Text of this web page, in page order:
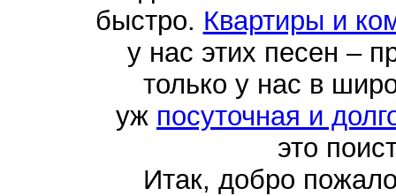
быстро. Квартиры и
у нас этих песен –
только у нас в
уж посуточная и
это
Итак, добро